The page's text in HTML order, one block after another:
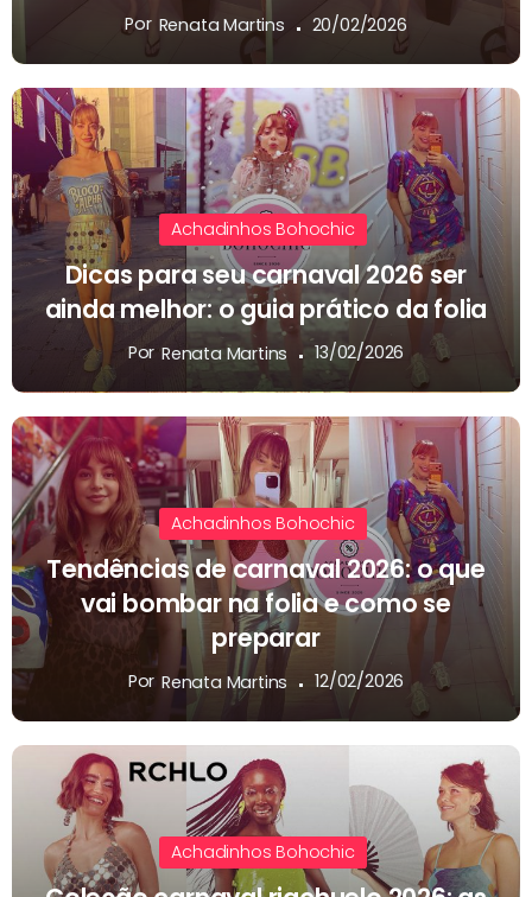
Por Renata Martins 20/02/2026
Achadinhos Bohochic
Dicas para seu carnaval 2026 ser
ainda melhor: o guia prático da folia
Por Renata Martins 13/02/2026
Achadinhos Bohochic
Tendências de carnaval 2026: o que
vai bombar na folia e como se
preparar
Por Renata Martins 12/02/2026
Achadinhos Bohochic